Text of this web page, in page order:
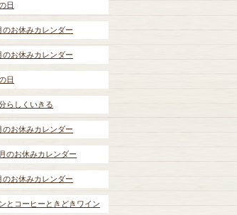
日
のお休みカレンダー
のお休みカレンダー
日
らしくいきる
のお休みカレンダー
のお休みカレンダー
のお休みカレンダー
とコーヒーときどきワイン